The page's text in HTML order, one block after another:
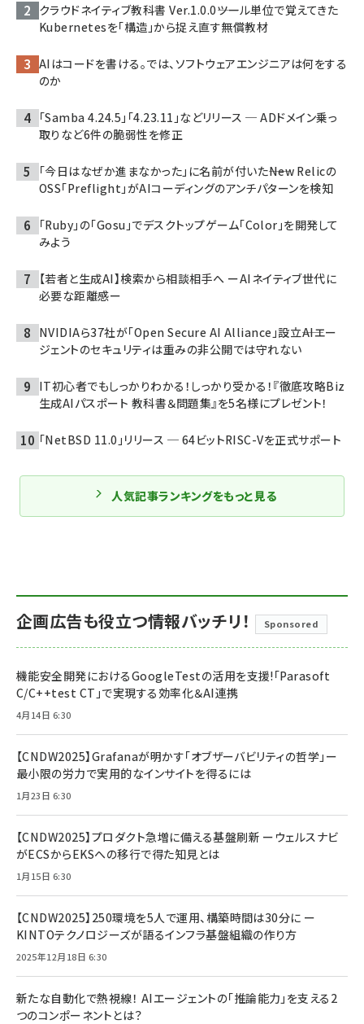
クラウドネイティブ教科書 Ver.1.0.0――ツール単位で覚えてきた
Kubernetesを「構造」から捉え直す無償教材
AIはコードを書ける。では、ソフトウェアエンジニアは何をする
のか
「Samba 4.24.5」「4.23.11」などリリース ─ ADドメイン乗っ
取りなど6件の脆弱性を修正
「今日はなぜか進まなかった」に名前が付いた――New Relicの
OSS「Preflight」がAIコーディングのアンチパターンを検知
「Ruby」の「Gosu」でデスクトップゲーム「Color」を開発して
みよう
【若者と生成AI】検索から相談相手へ ーAIネイティブ世代に
必要な距離感ー
NVIDIAら37社が「Open Secure AI Alliance」設立――AIエー
ジェントのセキュリティは重みの非公開では守れない
IT初心者でもしっかりわかる！しっかり受かる！『徹底攻略Biz
生成AIパスポート 教科書＆問題集』を5名様にプレゼント！
「NetBSD 11.0」リリース ─ 64ビットRISC-Vを正式サポート
人気記事ランキングをもっと見る
企画広告も役立つ情報バッチリ！ Sponsored
機能安全開発におけるGoogleTestの活用を支援!「Parasoft
C/C++test CT」で実現する効率化＆AI連携
4月14日 6:30
【CNDW2025】Grafanaが明かす「オブザーバビリティの哲学」ー
最小限の労力で実用的なインサイトを得るには
1月23日 6:30
【CNDW2025】プロダクト急増に備える基盤刷新 ーウェルスナビ
がECSからEKSへの移行で得た知見とは
1月15日 6:30
【CNDW2025】250環境を5人で運用、構築時間は30分に ー
KINTOテクノロジーズが語るインフラ基盤組織の作り方
2025年12月18日 6:30
新たな自動化で熱視線！ AIエージェントの「推論能力」を支える2
つのコンポーネントとは？